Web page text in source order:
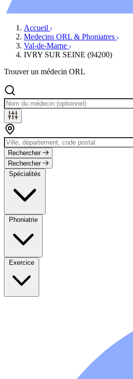
Accueil
Medecins ORL & Phoniatres
Val-de-Marne
IVRY SUR SEINE (94200)
Trouver un médecin ORL
Rechercher
Rechercher
Spécialités
Phoniatrie
Exercice